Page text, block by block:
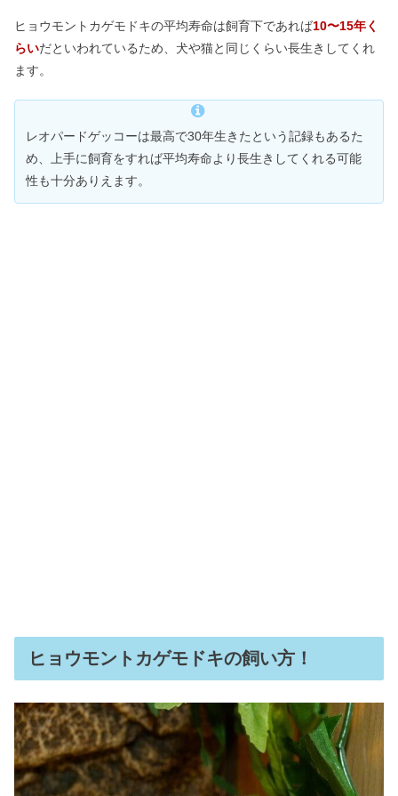
ヒョウモントカゲモドキの平均寿命は飼育下であれば10〜15年く
らいだといわれているため、犬や猫と同じくらい長生きしてくれ
ます。
レオパードゲッコーは最高で30年生きたという記録もあるた
め、上手に飼育をすれば平均寿命より長生きしてくれる可能
性も十分ありえます。
ヒョウモントカゲモドキの飼い方！